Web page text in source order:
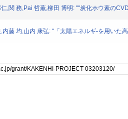
,関 務,Pai 哲薫,柳田 博明: ""炭化ホウ素の
内藤 均,山内 康弘: "「太陽エネルギ-を用い